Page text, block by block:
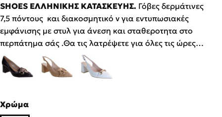
SHOES ΕΛΛΗΝΙΚΗΣ ΚΑΤΑΣΚΕΥΗΣ. Γόβες δερμάτινες
7,5 πόντους και διακοσμητικό v για εντυπωσιακές
εμφάνισης με στυλ για άνεση και σταθεροτητα στο
περπάτημα σάς .Θα τις λατρέψετε για όλες τις ώρες…
Χρώμα